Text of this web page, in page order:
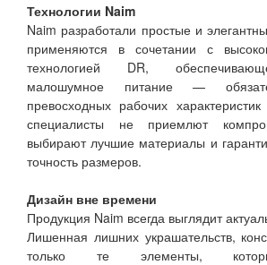
Технологии Naim
Naim разработали простые и
применяются в сочетании с
технологией DR,
малошумное питание —
превосходных рабочих
специалисты не приемлют
выбирают лучшие материалы и
точность размеров.
Дизайн вне времени
Продукция Naim всегда выглядит
Лишенная лишних украшательств,
только те элементы,